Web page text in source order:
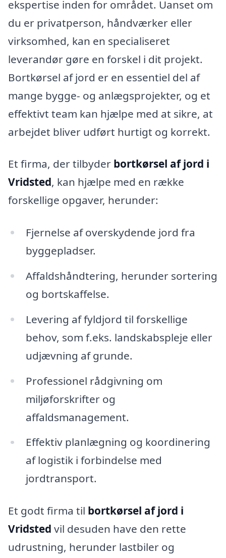
ekspertise inden for området. Uanset om
du er privatperson, håndværker eller
virksomhed, kan en specialiseret
leverandør gøre en forskel i dit projekt.
Bortkørsel af jord er en essentiel del af
mange bygge- og anlægsprojekter, og et
effektivt team kan hjælpe med at sikre, at
arbejdet bliver udført hurtigt og korrekt.
Et firma, der tilbyder bortkørsel af jord i
Vridsted, kan hjælpe med en række
forskellige opgaver, herunder:
Fjernelse af overskydende jord fra
byggepladser.
Affaldshåndtering, herunder sortering
og bortskaffelse.
Levering af fyldjord til forskellige
behov, som f.eks. landskabspleje eller
udjævning af grunde.
Professionel rådgivning om
miljøforskrifter og
affaldsmanagement.
Effektiv planlægning og koordinering
af logistik i forbindelse med
jordtransport.
Et godt firma til bortkørsel af jord i
Vridsted vil desuden have den rette
udrustning, herunder lastbiler og